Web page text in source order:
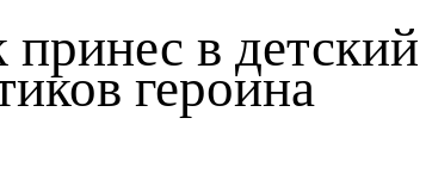
принес в
героина